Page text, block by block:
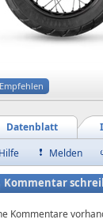
Empfehlen
Datenblatt
Hilfe Melden
Kommentar
Kommentare